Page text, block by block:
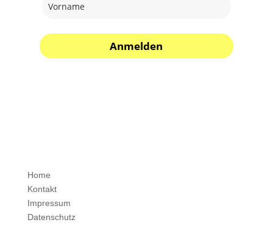
Anmelden
Home
Kontakt
Impressum
Datenschutz